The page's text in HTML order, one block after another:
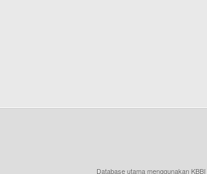
Database utama menggunakan